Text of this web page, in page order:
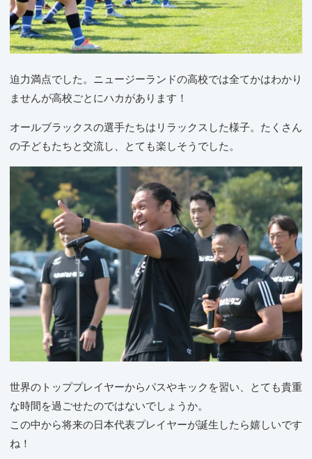
迫力満点でした。ニュージーランドの高校では全てかはわかり
ませんが高校ごとにハカがあります！
オールブラックスの選手たちはリラックスした様子。たくさん
の子どもたちと交流し、とても楽しそうでした。
世界のトッププレイヤーからパスやキックを習い、とても貴重
な時間を過ごせたのではないでしょうか。
この中から将来の日本代表プレイヤーが誕生したら嬉しいです
ね！